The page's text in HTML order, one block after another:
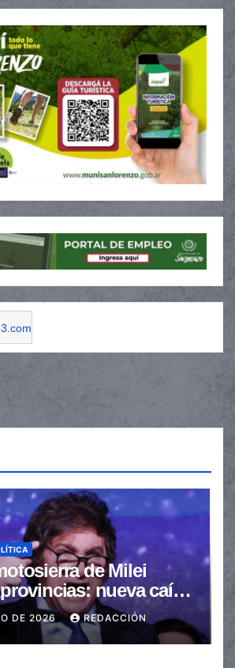
de Milei
nueva caída
no
DE 2026 REDACCIÓN